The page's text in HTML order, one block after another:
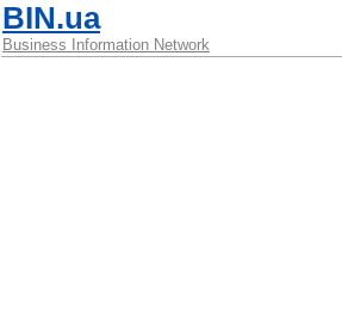
BIN.ua
Business Information Network